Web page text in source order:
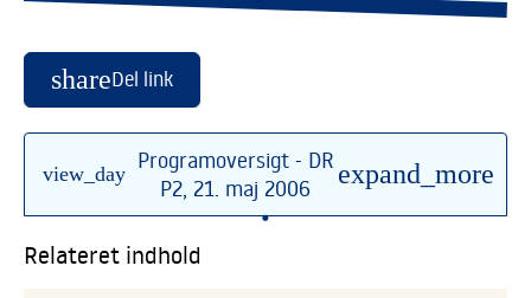
shareDel link
view_day Programoversigt - DR
P2, 21. maj 2006
expand_more
•
Relateret indhold